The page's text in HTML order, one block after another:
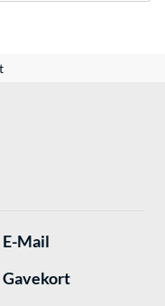
E-Mail
Gavekort